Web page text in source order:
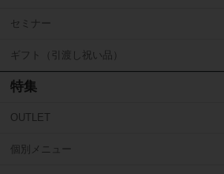
セミナー
ギフト（引渡し祝い品）
特集
OUTLET
個別メニュー